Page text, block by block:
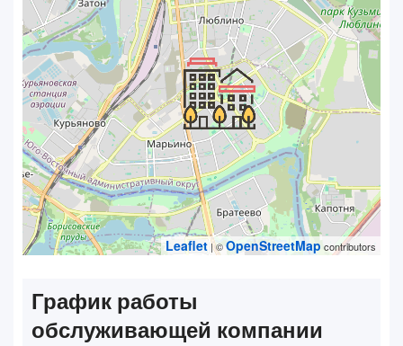
Leaflet| ©OpenStreetMap contributors
График работы
обслуживающей компании